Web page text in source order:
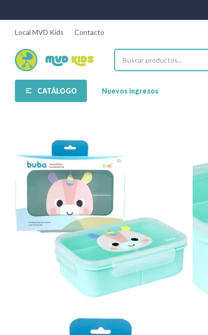
CATÁLOGO Nuevos ingresos
Local MVD Kids Contacto